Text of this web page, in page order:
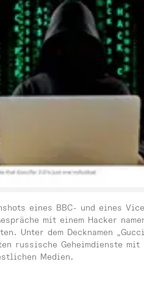
eines BBC- und eines
mit einem Hacker
Unter dem Decknamen
russische Geheimdienste mit
Medien.